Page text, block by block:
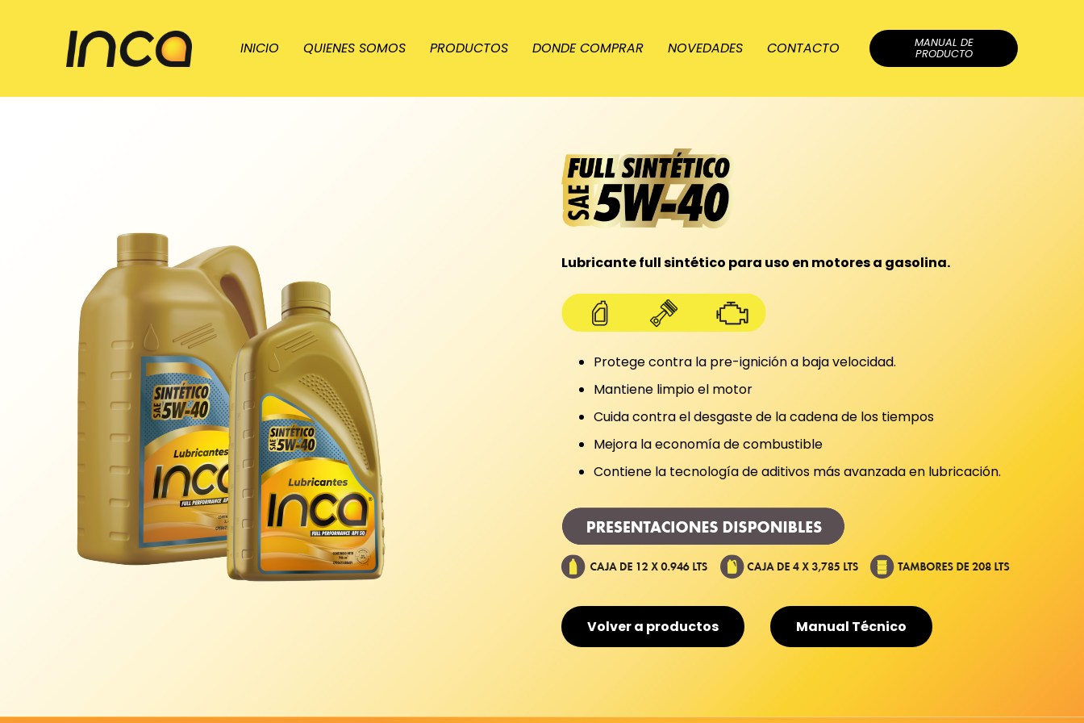
INICIO QUIENES SOMOS PRODUCTOS DONDE COMPRAR NOVEDADES CONTACTO MANUAL DE
PRODUCTO
Lubricante full sintético para uso en motores a gasolina.
Protege contra la pre-ignición a baja velocidad.
Mantiene limpio el motor
Cuida contra el desgaste de la cadena de los tiempos
Mejora la economía de combustible
Contiene la tecnología de aditivos más avanzada en lubricación.
Volver a productos Manual Técnico